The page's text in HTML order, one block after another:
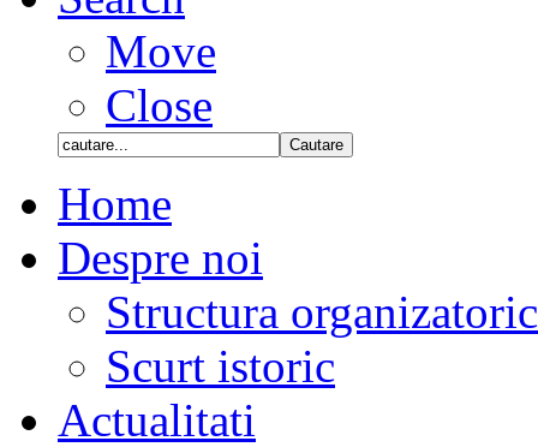
Move
Close
Home
Despre noi
Structura
Scurt istoric
Actualitati